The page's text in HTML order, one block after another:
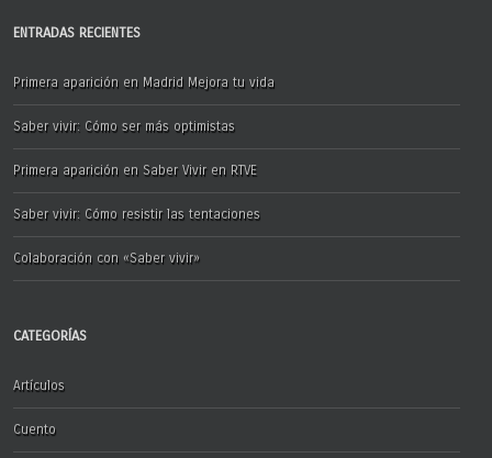
ENTRADAS RECIENTES
Primera aparición en Madrid Mejora tu vida
Saber vivir: Cómo ser más optimistas
Primera aparición en Saber Vivir en RTVE
Saber vivir: Cómo resistir las tentaciones
Colaboración con «Saber vivir»
CATEGORÍAS
Artículos
Cuento